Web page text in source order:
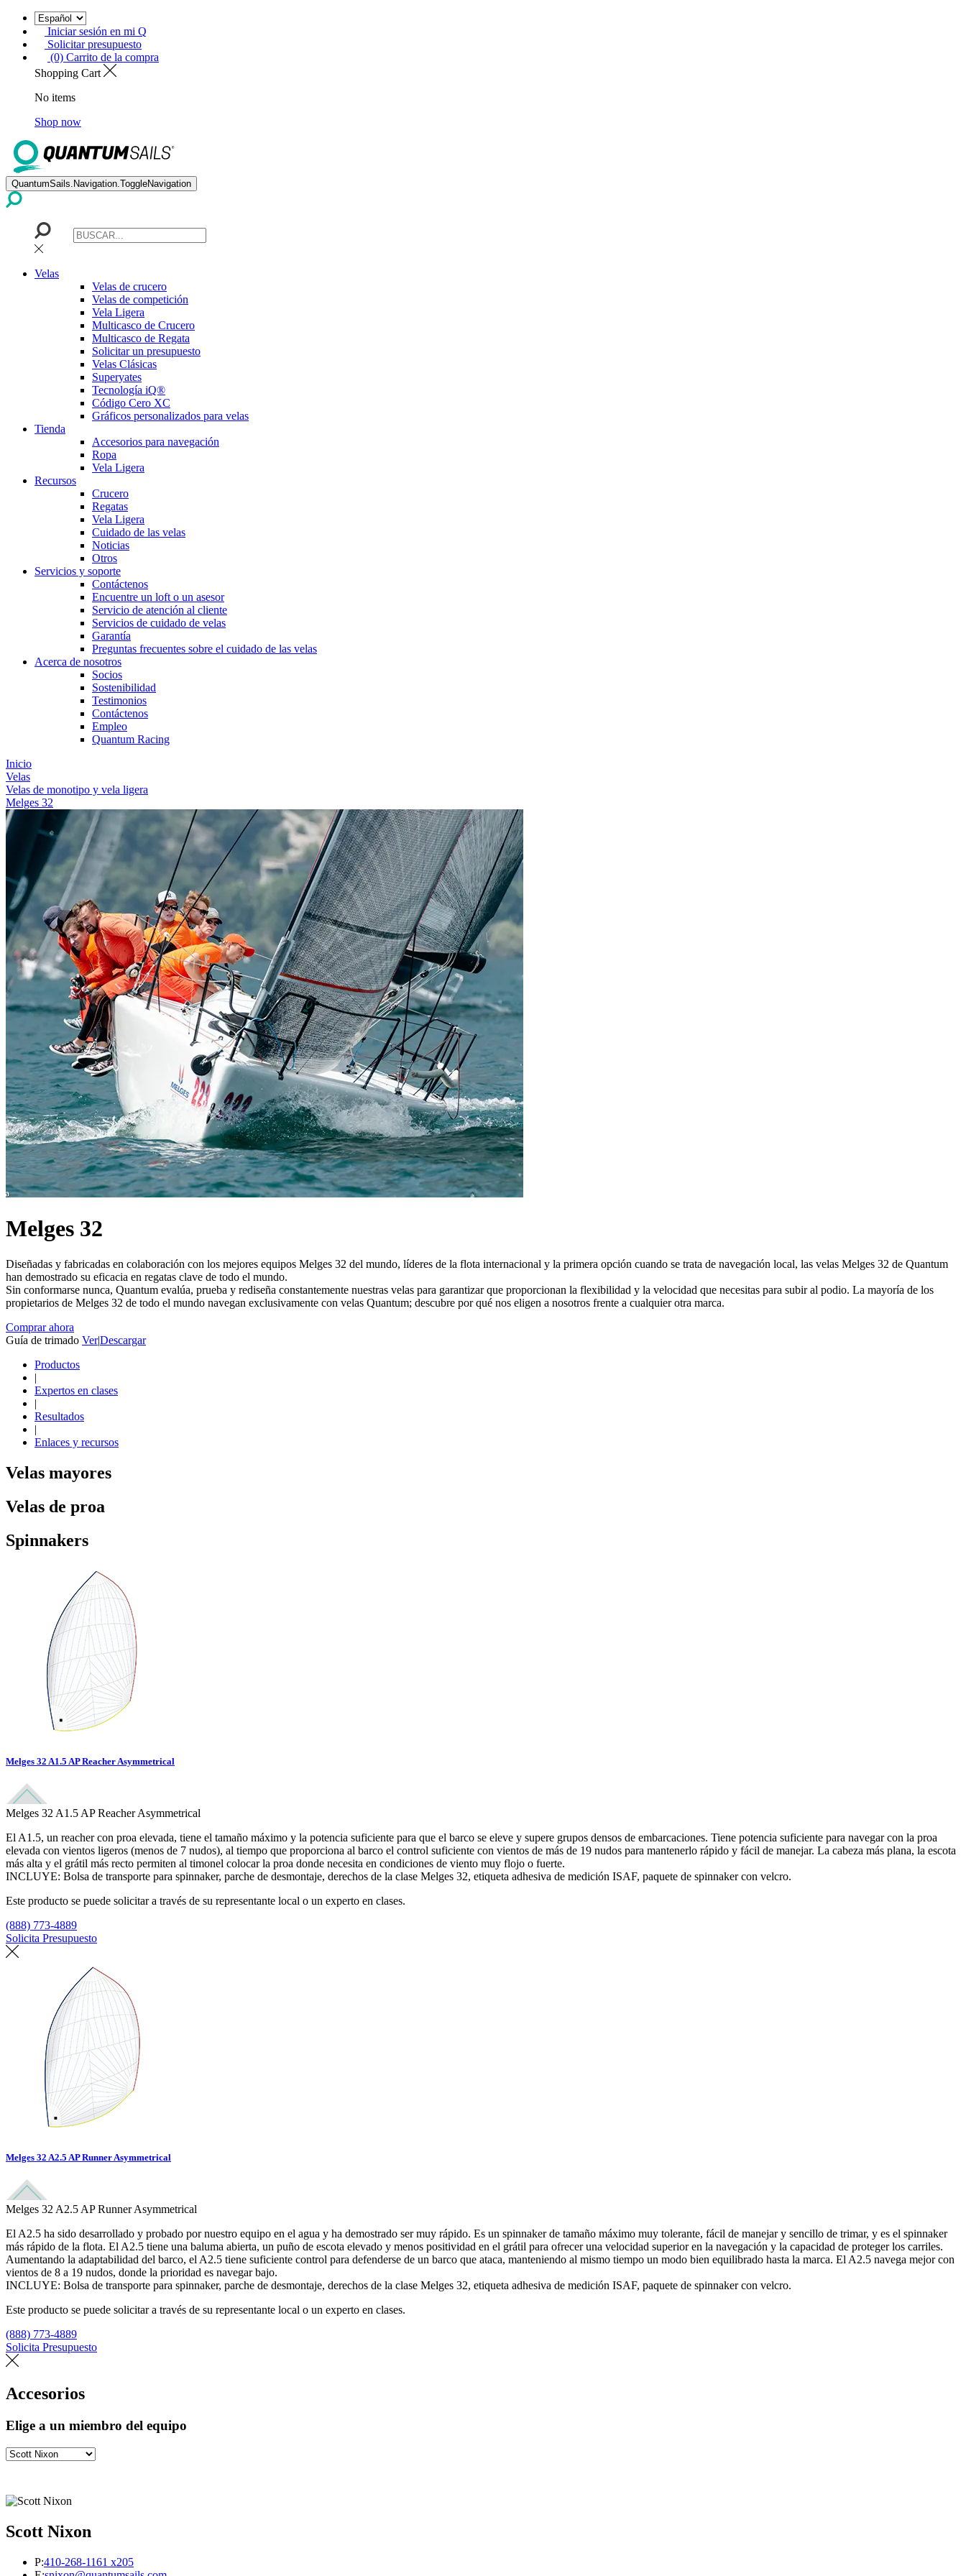
Iniciar sesión en mi Q
Solicitar presupuesto
(0) Carrito de la compra
Shopping Cart
No items
Shop now
QuantumSails.Navigation.ToggleNavigation
Velas
Velas de crucero
Velas de competición
Vela Ligera
Multicasco de Crucero
Multicasco de Regata
Solicitar un presupuesto
Velas Clásicas
Superyates
Tecnología iQ®
Código Cero XC
Gráficos personalizados para velas
Tienda
Accesorios para navegación
Ropa
Vela Ligera
Recursos
Crucero
Regatas
Vela Ligera
Cuidado de las velas
Noticias
Otros
Servicios y soporte
Contáctenos
Encuentre un loft o un asesor
Servicio de atención al cliente
Servicios de cuidado de velas
Garantía
Preguntas frecuentes sobre el cuidado de las velas
Acerca de nosotros
Socios
Sostenibilidad
Testimonios
Contáctenos
Empleo
Quantum Racing
Inicio
Velas
Velas de monotipo y vela ligera
Melges 32
Melges 32
Diseñadas y fabricadas en colaboración con los mejores equipos Melges 32 del mundo, líderes de la flota internacional y la primera opción cuando se trata de navegación local, las velas Melges 32 de Quantum
han demostrado su eficacia en regatas clave de todo el mundo.
Sin conformarse nunca, Quantum evalúa, prueba y rediseña constantemente nuestras velas para garantizar que proporcionan la flexibilidad y la velocidad que necesitas para subir al podio. La mayoría de los
propietarios de Melges 32 de todo el mundo navegan exclusivamente con velas Quantum; descubre por qué nos eligen a nosotros frente a cualquier otra marca.
Comprar ahora
Guía de trimado Ver|Descargar
Productos
|
Expertos en clases
|
Resultados
|
Enlaces y recursos
Velas mayores
Velas de proa
Spinnakers
Melges 32 A1.5 AP Reacher Asymmetrical
Melges 32 A1.5 AP Reacher Asymmetrical
El A1.5, un reacher con proa elevada, tiene el tamaño máximo y la potencia suficiente para que el barco se eleve y supere grupos densos de embarcaciones. Tiene potencia suficiente para navegar con la proa
elevada con vientos ligeros (menos de 7 nudos), al tiempo que proporciona al barco el control suficiente con vientos de más de 19 nudos para mantenerlo rápido y fácil de manejar. La cabeza más plana, la escota
más alta y el grátil más recto permiten al timonel colocar la proa donde necesita en condiciones de viento muy flojo o fuerte.
INCLUYE: Bolsa de transporte para spinnaker, parche de desmontaje, derechos de la clase Melges 32, etiqueta adhesiva de medición ISAF, paquete de spinnaker con velcro.
Este producto se puede solicitar a través de su representante local o un experto en clases.
(888) 773-4889
Solicita Presupuesto
Melges 32 A2.5 AP Runner Asymmetrical
Melges 32 A2.5 AP Runner Asymmetrical
El A2.5 ha sido desarrollado y probado por nuestro equipo en el agua y ha demostrado ser muy rápido. Es un spinnaker de tamaño máximo muy tolerante, fácil de manejar y sencillo de trimar, y es el spinnaker
más rápido de la flota. El A2.5 tiene una baluma abierta, un puño de escota elevado y menos positividad en el grátil para ofrecer una velocidad superior en la navegación y la capacidad de proteger los carriles.
Aumentando la adaptabilidad del barco, el A2.5 tiene suficiente control para defenderse de un barco que ataca, manteniendo al mismo tiempo un modo bien equilibrado hasta la marca. El A2.5 navega mejor con
vientos de 8 a 19 nudos, donde la prioridad es navegar bajo.
INCLUYE: Bolsa de transporte para spinnaker, parche de desmontaje, derechos de la clase Melges 32, etiqueta adhesiva de medición ISAF, paquete de spinnaker con velcro.
Este producto se puede solicitar a través de su representante local o un experto en clases.
(888) 773-4889
Solicita Presupuesto
Accesorios
Elige a un miembro del equipo
Scott Nixon
P:410-268-1161 x205